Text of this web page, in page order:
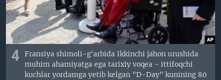
4
Fransiya shimoli-g'arbida Ikkinchi jahon urushida
muhim ahamiyatga ega tarixiy voqea - ittifoqchi
kuchlar yordamga yetib kelgan "D-Day" kunining 80